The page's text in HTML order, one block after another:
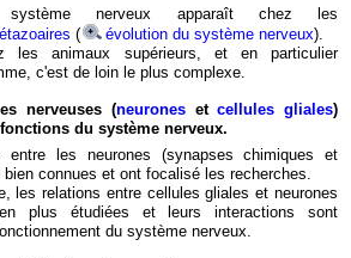
nerveux apparaît chez les
( évolution du système nerveux).
les animaux supérieurs, et en particulier
c'est de loin le plus complexe.
nerveuses (neuronesetcellules gliales)
du système nerveux.
entre les neurones (synapses chimiques et
connues et ont focalisé les recherches.
les relations entre cellules gliales et neurones
plus étudiées et leurs interactions sont
du système nerveux.